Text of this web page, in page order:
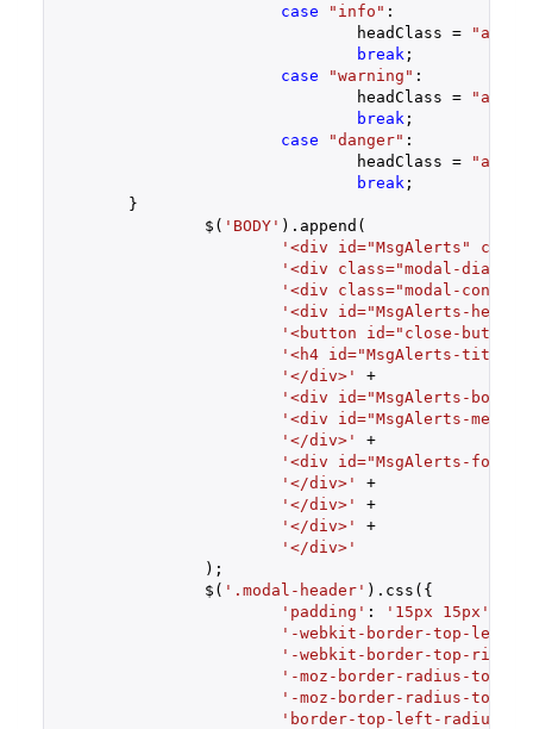
case
"info" :
				headClass =
break ;
case
"warning" :
				headClass =
break ;
case
"danger" :
				headClass =
break ;
        }
		$(
'BODY' ).append(
'<div id="MsgAlerts"
'<div class="modal-
'<div class="modal-
'<div id="MsgAlerts-
'<button id="close-button"
'<h4 id="MsgAlerts-title"
'</div>'
+
'<div id="MsgAlerts-body"
'<div id="MsgAlerts-
'</div>'
+
'<div id="MsgAlerts-
'</div>'
+
'</div>'
+
'</div>'
+
'</div>'
		$(
'.modal-header' ).css({
'padding' : '15px 15px'
'-webkit-border-top-left-
'-webkit-border-top-right-
'-moz-border-radius-
'-moz-border-radius-
'border-top-left-radius'